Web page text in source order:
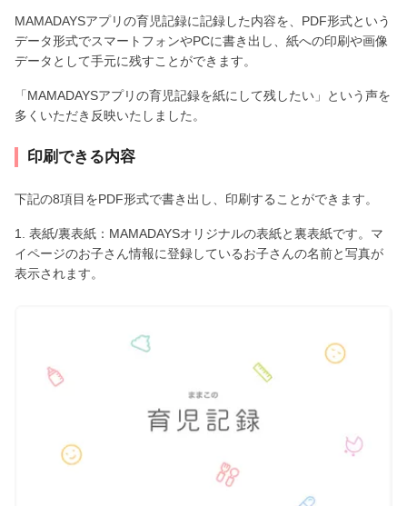
MAMADAYSアプリの育児記録に記録した内容を、PDF形式という
データ形式でスマートフォンやPCに書き出し、紙への印刷や画像
データとして手元に残すことができます。
「MAMADAYSアプリの育児記録を紙にして残したい」という声を
多くいただき反映いたしました。
印刷できる内容
下記の8項目をPDF形式で書き出し、印刷することができます。
1. 表紙/裏表紙：MAMADAYSオリジナルの表紙と裏表紙です。マ
イページのお子さん情報に登録しているお子さんの名前と写真が
表示されます。